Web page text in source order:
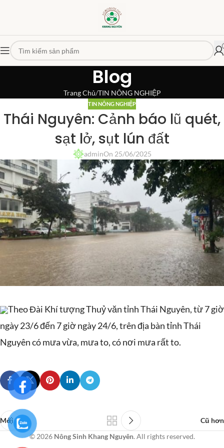
Blog
Trang Chủ TIN NÔNG NGHIỆP
TIN NÔNG NGHIỆP
Thái Nguyên: Cảnh báo lũ quét,
sạt lở, sụt lún đất
adminOn 25/06/2025
Theo Đài Khí tượng Thuỷ văn tỉnh Thái Nguyên, từ 7 giờ
ngày 23/6 đến 7 giờ ngày 24/6, trên địa bàn tỉnh Thái
Nguyên có mưa vừa, mưa to, có nơi mưa rất to.
Mới hơn
Cũ hơn
© 2026 Nông Sinh Khang Nguyên. All rights reserved.